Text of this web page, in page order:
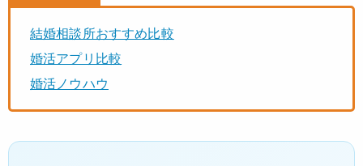
結婚相談所おすすめ比較
婚活アプリ比較
婚活ノウハウ